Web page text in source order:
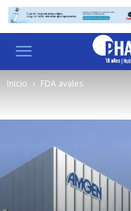
Inicio FDA avales